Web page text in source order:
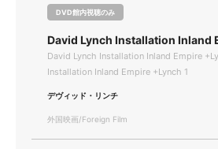
DVD館内視聴のみ
David Lynch Installation Inland
David Lynch Installation Inland Empire
Installation Inland Empire +Lynch 1
デヴィッド・リンチ
外国映画/Foreign Film